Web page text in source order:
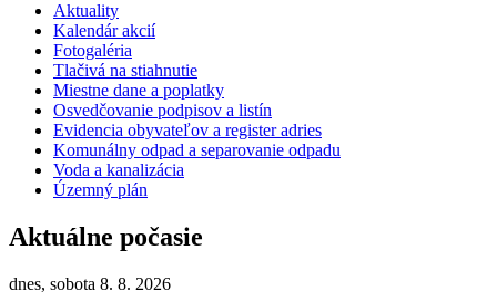
Aktuality
Kalendár akcií
Fotogaléria
Tlačivá na stiahnutie
Miestne dane a poplatky
Osvedčovanie podpisov a listín
Evidencia obyvateľov a register adries
Komunálny odpad a separovanie odpadu
Voda a kanalizácia
Územný plán
Aktuálne počasie
dnes, sobota 8. 8. 2026